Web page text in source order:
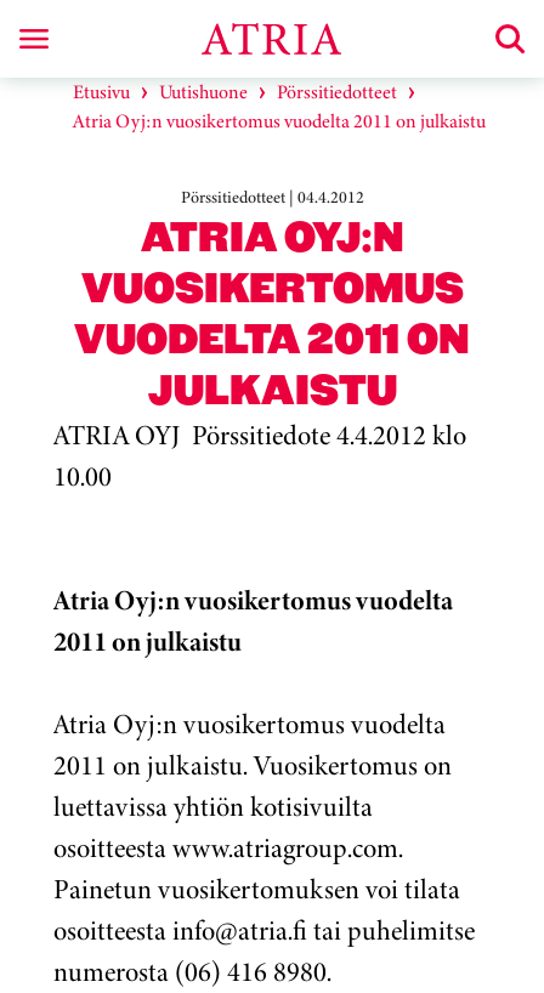
Etusivu Uutishuone
Pörssitiedotteet
Atria Oyj:n vuosikertomus vuodelta 2011 on julkaistu
Pörssitiedotteet | 04.4.2012
ATRIA OYJ:N
VUOSIKERTOMUS
VUODELTA 2011 ON
JULKAISTU
ATRIA OYJ Pörssitiedote 4.4.2012 klo
10.00
Atria Oyj:n vuosikertomus vuodelta
2011 on julkaistu
Atria Oyj:n vuosikertomus vuodelta
2011 on julkaistu. Vuosikertomus on
luettavissa yhtiön kotisivuilta
osoitteesta www.atriagroup.com.
Painetun vuosikertomuksen voi tilata
osoitteesta info@atria.fi tai puhelimitse
numerosta (06) 416 8980.